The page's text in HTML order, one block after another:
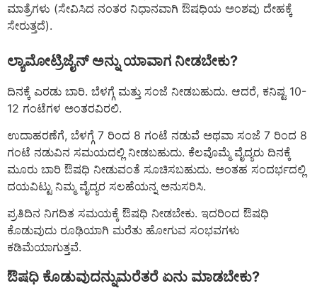
ಮಾತ್ರೆಗಳು (ಸೇವಿಸಿದ ನಂತರ ನಿಧಾನವಾಗಿ ಔಷಧಿಯ ಅಂಶವು ದೇಹಕ್ಕೆ
ಸೇರುತ್ತದೆ).
ಲ್ಯಾಮೋಟ್ರಿಜೈನ್ ಅನ್ನು ಯಾವಾಗ ನೀಡಬೇಕು?
ದಿನಕ್ಕೆ ಎರಡು ಬಾರಿ. ಬೆಳಗ್ಗೆ ಮತ್ತು ಸಂಜೆ ನೀಡಬಹುದು. ಆದರೆ, ಕನಿಷ್ಟ 10-
12 ಗಂಟೆಗಳ ಅಂತರವಿರಲಿ.
ಉದಾಹರಣೆಗೆ, ಬೆಳಗ್ಗೆ 7 ರಿಂದ 8 ಗಂಟೆ ನಡುವೆ ಅಥವಾ ಸಂಜೆ 7 ರಿಂದ 8
ಗಂಟೆ ನಡುವಿನ ಸಮಯದಲ್ಲಿ ನೀಡಬಹುದು. ಕೆಲವೊಮ್ಮೆ ವೈದ್ಯರು ದಿನಕ್ಕೆ
ಮೂರು ಬಾರಿ ಔಷಧಿ ನೀಡುವಂತೆ ಸೂಚಿಸಬಹುದು. ಅಂತಹ ಸಂದರ್ಭದಲ್ಲಿ
ದಯವಿಟ್ಟು ನಿಮ್ಮ ವೈದ್ಯರ ಸಲಹೆಯನ್ನ ಅನುಸರಿಸಿ.
ಪ್ರತಿದಿನ ನಿಗದಿತ ಸಮಯಕ್ಕೆ ಔಷಧಿ ನೀಡಬೇಕು. ಇದರಿಂದ ಔಷಧಿ
ಕೊಡುವುದು ರೂಢಿಯಾಗಿ ಮರೆತು ಹೋಗುವ ಸಂಭವಗಳು
ಕಡಿಮೆಯಾಗುತ್ತವೆ.
ಔಷಧಿ ಕೊಡುವುದನ್ನುಮರೆತರೆ ಏನು ಮಾಡಬೇಕು?